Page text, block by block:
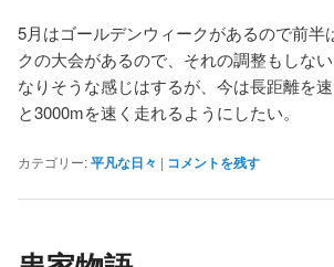
5月はゴールデンウィークがあるので前
クの大会があるので、それの調整もしな
なりそうな感じはするが、今は長距離を
と3000mを速く走れるようにしたい。
カテゴリー:平凡な日々 | コメントを残す